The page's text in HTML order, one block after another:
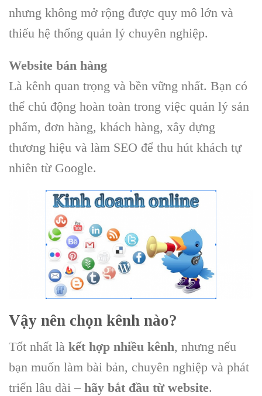
nhưng không mở rộng được quy mô lớn và
thiếu hệ thống quản lý chuyên nghiệp.
Website bán hàng
Là kênh quan trọng và bền vững nhất. Bạn có
thể chủ động hoàn toàn trong việc quản lý sản
phẩm, đơn hàng, khách hàng, xây dựng
thương hiệu và làm SEO để thu hút khách tự
nhiên từ Google.
Vậy nên chọn kênh nào?
Tốt nhất là kết hợp nhiều kênh, nhưng nếu
bạn muốn làm bài bản, chuyên nghiệp và phát
triển lâu dài – hãy bắt đầu từ website.